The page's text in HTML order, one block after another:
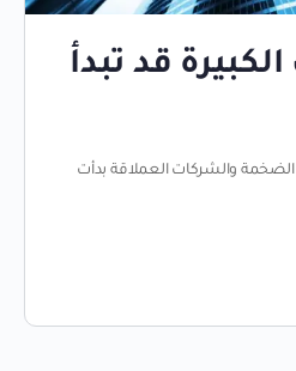
قد تبدأ
الضخمة والشركات العملاقة بدأت